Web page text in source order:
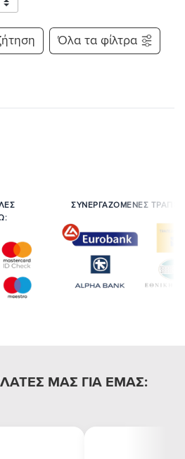
Όλα τα φίλτρα
ΣΥΝΕΡΓΑΖΟΜΕΝΕΣ
ΜΑΣ ΓΙΑ ΕΜΑΣ: